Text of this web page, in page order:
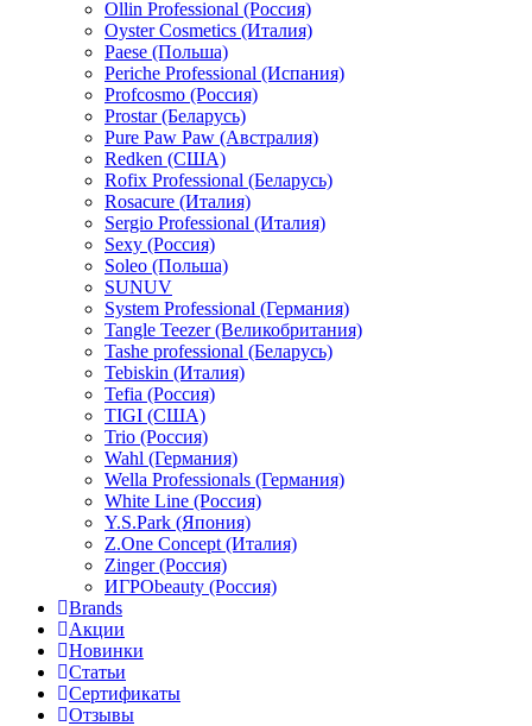
Ollin Professional (Россия)
Oyster Cosmetics (Италия)
Paese (Польша)
Periche Professional (Испания)
Profcosmo (Россия)
Prostar (Беларусь)
Pure Paw Paw (Австралия)
Redken (США)
Rofix Professional (Беларусь)
Rosacure (Италия)
Sergio Professional (Италия)
Sexy (Россия)
Soleo (Польша)
SUNUV
System Professional (Германия)
Tangle Teezer (Великобритания)
Tashe professional (Беларусь)
Tebiskin (Италия)
Tefia (Россия)
TIGI (США)
Trio (Россия)
Wahl (Германия)
Wella Professionals (Германия)
White Line (Россия)
Y.S.Park (Япония)
Z.One Concept (Италия)
Zinger (Россия)
ИГРОbeauty (Россия)
Brands
Акции
Новинки
Статьи
Сертификаты
Отзывы